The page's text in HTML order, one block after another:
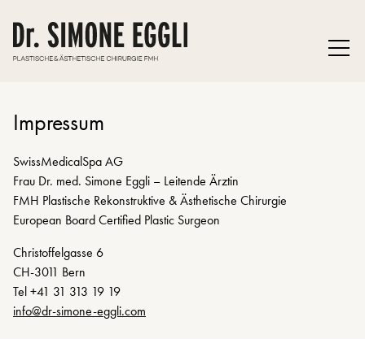
Impressum
SwissMedicalSpa AG
Frau Dr. med. Simone Eggli – Leitende Ärztin
FMH Plastische Rekonstruktive & Ästhetische Chirurgie
European Board Certified Plastic Surgeon
Christoffelgasse 6
CH-3011 Bern
Tel +41 31 313 19 19
nf
dr-sm n - ggl c m